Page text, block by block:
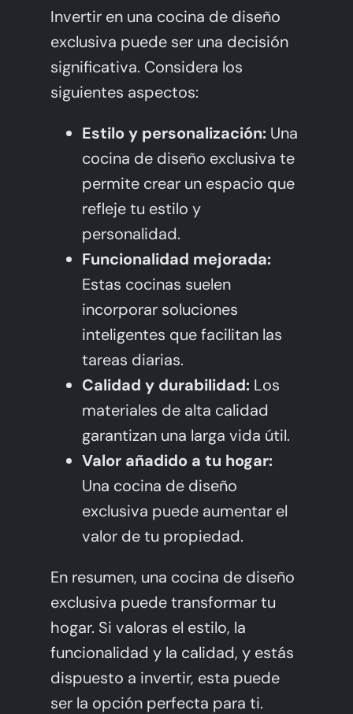
Invertir en una cocina de diseño
exclusiva puede ser una decisión
significativa. Considera los
siguientes aspectos:
Estilo y personalización:Una
cocina de diseño exclusiva te
permite crear un espacio que
refleje tu estilo y
personalidad.
Funcionalidad mejorada:
Estas cocinas suelen
incorporar soluciones
inteligentes que facilitan las
tareas diarias.
Calidad y durabilidad:Los
materiales de alta calidad
garantizan una larga vida útil.
Valor añadido a tu hogar:
Una cocina de diseño
exclusiva puede aumentar el
valor de tu propiedad.
En resumen, una cocina de diseño
exclusiva puede transformar tu
hogar. Si valoras el estilo, la
funcionalidad y la calidad, y estás
dispuesto a invertir, esta puede
ser la opción perfecta para ti.